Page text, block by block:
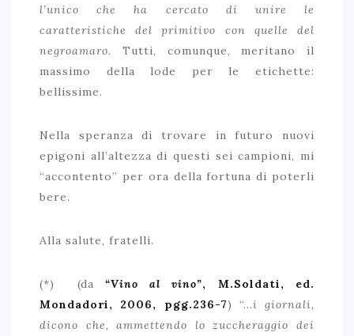
l’unico che ha cercato di unire le
caratteristiche del primitivo con quelle del
negroamaro. Tutti, comunque, meritano il
massimo della lode per le etichette:
bellissime.
Nella speranza di trovare in futuro nuovi
epigoni all’altezza di questi sei campioni, mi
“accontento” per ora della fortuna di poterli
bere.
Alla salute, fratelli.
(*) (da “Vino al vino”, M.Soldati, ed.
Mondadori, 2006, pgg.236-7) “…i giornali,
dicono che, ammettendo lo zuccheraggio dei